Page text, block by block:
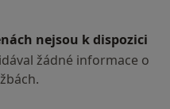
nejsou k dispozici
žádné informace o